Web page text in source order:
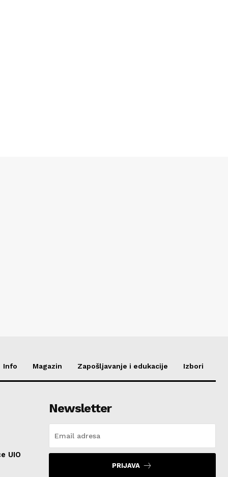
Info Magazin Zapošljavanje i edukacije Izbori
UIO
Newsletter
PRIJAVA